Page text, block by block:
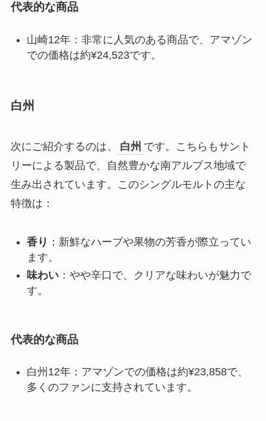
代表的な商品
山崎12年：非常に人気のある商品で、アマゾン
での価格は約¥24,523です。
白州
次にご紹介するのは、 白州 です。こちらもサント
リーによる製品で、自然豊かな南アルプス地域で
生み出されています。このシングルモルトの主な
特徴は：
香り ：新鮮なハーブや果物の芳香が際立ってい
ます。
味わい：やや辛口で、クリアな味わいが魅力で
す。
代表的な商品
白州12年：アマゾンでの価格は約¥23,858で、
多くのファンに支持されています。